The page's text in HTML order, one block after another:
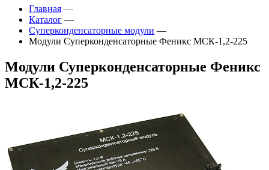
Главная —
Каталог —
Суперконденсаторные модули —
Модули Суперконденсаторные Феникс МСК-1,2-225
Модули Суперконденсаторные Феникс
МСК-1,2-225